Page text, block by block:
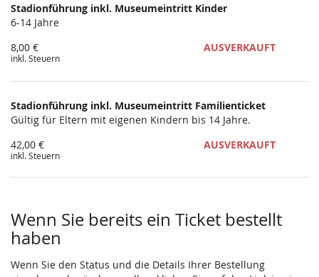
Stadionführung inkl. Museumeintritt Kinder
6-14 Jahre
8,00 €
inkl. Steuern
AUSVERKAUFT
Stadionführung inkl. Museumeintritt Familienticket
Gültig für Eltern mit eigenen Kindern bis 14 Jahre.
42,00 €
inkl. Steuern
AUSVERKAUFT
Wenn Sie bereits ein Ticket bestellt
haben
Wenn Sie den Status und die Details Ihrer Bestellung